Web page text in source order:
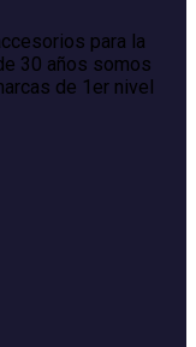
para la
30 años somos
de 1er nivel